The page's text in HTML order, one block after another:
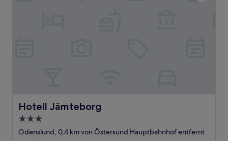
Hotell Jämteborg
Hotell Jämteborg
3.0-
Sterne-
Odenslund, 0,4 km von Östersund Hauptbahnhof entfernt